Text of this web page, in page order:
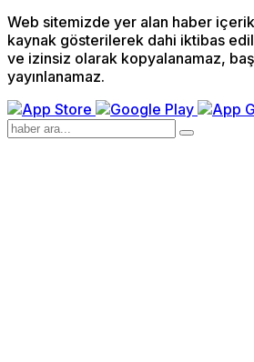
Web sitemizde yer alan haber
kaynak gösterilerek dahi iktibas
ve izinsiz olarak kopyalanamaz,
yayınlanamaz.